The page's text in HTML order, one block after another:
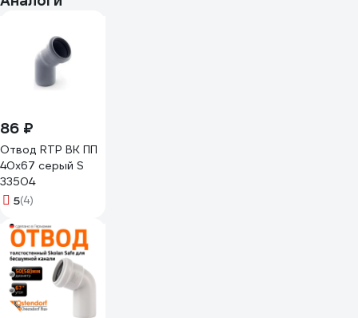
86 ₽
Отвод RTP ВК ПП
40x67 серый S
33504
5(4)